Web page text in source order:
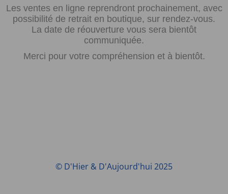
Les ventes en ligne reprendront prochainement, avec
possibilité de retrait en boutique, sur rendez-vous.
La date de réouverture vous sera bientôt
communiquée.
Merci pour votre compréhension et à bientôt.
© D'Hier & D'Aujourd'hui 2025